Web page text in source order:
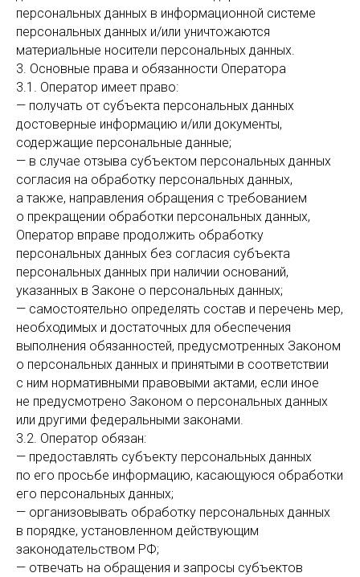
персональных данных в информационной системе
персональных данных и/или уничтожаются
материальные носители персональных данных.
3. Основные права и обязанности Оператора
3.1. Оператор имеет право:
— получать от субъекта персональных данных
достоверные информацию и/или документы,
содержащие персональные данные;
— в случае отзыва субъектом персональных данных
согласия на обработку персональных данных,
а также, направления обращения с требованием
о прекращении обработки персональных данных,
Оператор вправе продолжить обработку
персональных данных без согласия субъекта
персональных данных при наличии оснований,
указанных в Законе о персональных данных;
— самостоятельно определять состав и перечень мер,
необходимых и достаточных для обеспечения
выполнения обязанностей, предусмотренных Законом
о персональных данных и принятыми в соответствии
с ним нормативными правовыми актами, если иное
не предусмотрено Законом о персональных данных
или другими федеральными законами.
3.2. Оператор обязан:
— предоставлять субъекту персональных данных
по его просьбе информацию, касающуюся обработки
его персональных данных;
— организовывать обработку персональных данных
в порядке, установленном действующим
законодательством РФ;
— отвечать на обращения и запросы субъектов